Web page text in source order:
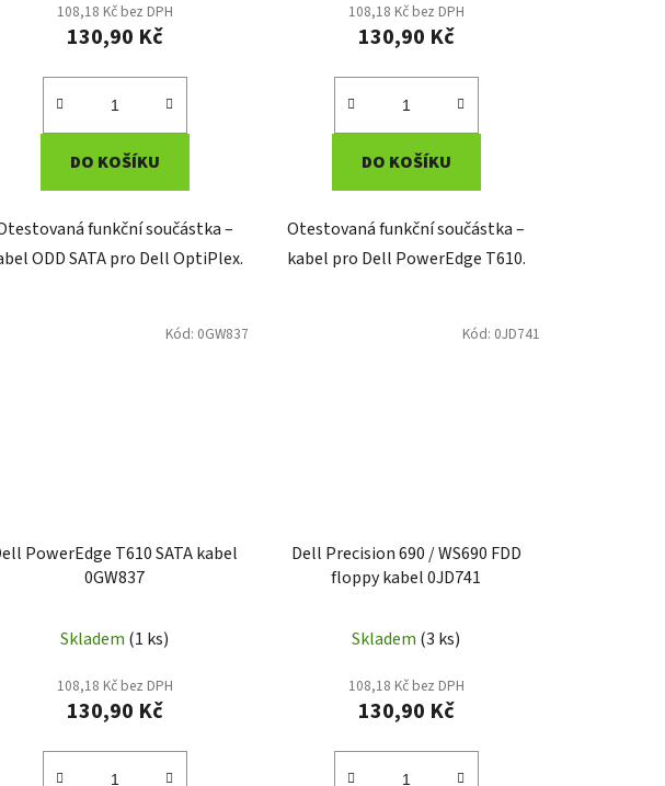
108,18 Kč bez DPH
130,90 Kč
DO KOŠÍKU
funkční součástka –
ODD SATA pro Dell OptiPlex.
108,18 Kč bez DPH
130,90 Kč
DO KOŠÍKU
Otestovaná funkční součástka –
kabel pro Dell PowerEdge T610.
PowerEdge T610 SATA kabel
0GW837
Skladem (1 ks)
108,18 Kč bez DPH
130,90 Kč
Kód: 0GW837
Dell Precision 690 / WS690 FDD
floppy kabel 0JD741
Skladem (3 ks)
108,18 Kč bez DPH
130,90 Kč
Kód: 0JD741